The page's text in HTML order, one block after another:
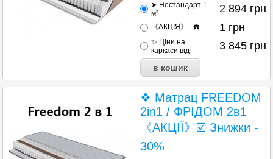
➤ Нестандарт 1
м²
2 894 грн
《АКЦІЯ》...☎️... 1 грн
✨ Ціни на
каркаси від
3 845 грн
❖ Матрац FREEDOM
2in1 / ФРІДОМ 2в1
《АКЦІЇ》☑️ Знижки -
30%